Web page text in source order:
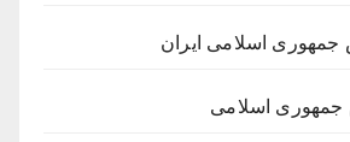
جمهوری اسلامی ایران
جمهوری اسلامی